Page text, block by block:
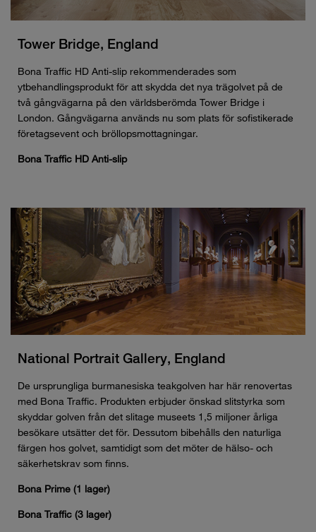
Tower Bridge, England
Bona Traffic HD Anti-slip rekommenderades som
ytbehandlingsprodukt för att skydda det nya trägolvet på de
två gångvägarna på den världsberömda Tower Bridge i
London. Gångvägarna används nu som plats för sofistikerade
företagsevent och bröllopsmottagningar.
Bona Traffic HD Anti-slip
National Portrait Gallery, England
De ursprungliga burmanesiska teakgolven har här renovertas
med Bona Traffic. Produkten erbjuder önskad slitstyrka som
skyddar golven från det slitage museets 1,5 miljoner årliga
besökare utsätter det för. Dessutom bibehålls den naturliga
färgen hos golvet, samtidigt som det möter de hälso- och
säkerhetskrav som finns.
Bona Prime (1 lager)
Bona Traffic (3 lager)